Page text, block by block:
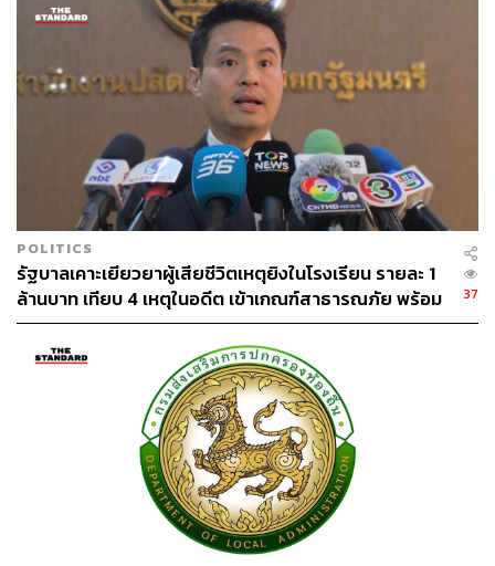
ล้ำทางดิจิทัล, การพัฒนาทุนมนุษย์ผ่านระบบการศึกษาและ
ทักษะแรงงาน, และการเสริมสร้างความปลอดภัยรวมถึง
คุณภาพชีวิตของกลุ่มเปราะบาง
นอกจากนี้ รัฐบาลยังพร้อมตอบสนองข้อเสนอของประชาชน
ที่ต้องการระบบสนับสนุนด้าน AI อย่างครบวงจร ไม่ว่าจะ
เป็นการจัดอบรมให้ความรู้ การเข้าถึงเครื่องมือทาง
เทคโนโลยี การจัดตั้งศูนย์เรียนรู้ในระดับชุมชน และการ
จัดหาผู้เชี่ยวชาญให้คำปรึกษา โดยจะมอบหมายให้หน่วยงาน
ภาครัฐที่เกี่ยวข้องร่วมกันวางมาตรการรองรับเพื่อตอบโจทย์
ความต้องการในทุกพื้นที่
ทั้งนี้ รัฐบาลมองว่าโครงการ TH-AI Passport ไม่ใช่เพียง
โครงสร้างพื้นฐานทางเทคโนโลยี แต่เป็นการลงทุนเพื่อ
พัฒนาทรัพยากรมนุษย์ในระยะยาว เพื่อเตรียมความพร้อมให้
ประชากรไทยมีศักยภาพในการแข่งขันบนเวทีโลกยุคใหม่ได้
ปัญญาประดิษฐ์ (Artificial intelligence - AI)
กระทรวงมหาดไทย
นายกรัฐมนตรี
ลลิดา เพริศวิวัฒนา
อนุทิน ชาญวีรกูล
POLITICS
รัฐบาลเคาะเยียวยาผู้เสียชีวิตเหตุยิงในโรงเรียน รายละ 1
ล้านบาท เทียบ 4 เหตุในอดีต เข้าเกณฑ์สาธารณภัย พร้อม
เร่งจ่ายโดยเร็ว
37